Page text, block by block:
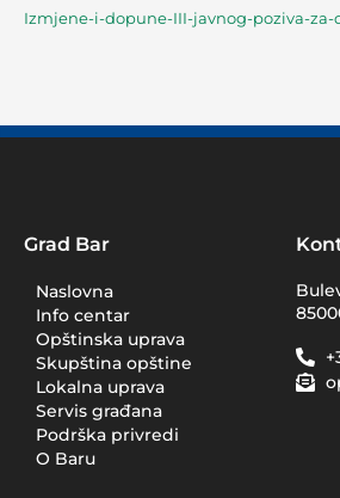
Izmjene-i-dopune-III-javnog-poziva-
Grad Bar
Naslovna
Info centar
Opštinska uprava
Skupština opštine
Lokalna uprava
Servis građana
Podrška privredi
O Baru